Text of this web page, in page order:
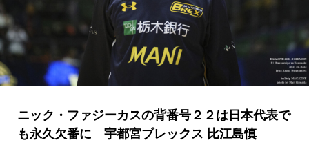
ニック・ファジーカスの背番号２２は日本代表で
も永久欠番に 宇都宮ブレックス 比江島慎